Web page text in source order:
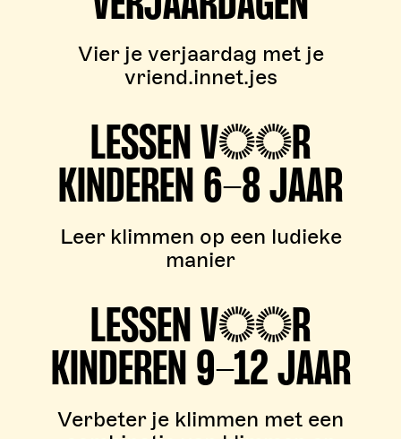
Vier je verjaardag met je
vriend.innet.jes
LESSEN VOOR
KINDEREN 6-8 JAAR
Leer klimmen op een ludieke
manier
LESSEN VOOR
KINDEREN 9-12 JAAR
Verbeter je klimmen met een